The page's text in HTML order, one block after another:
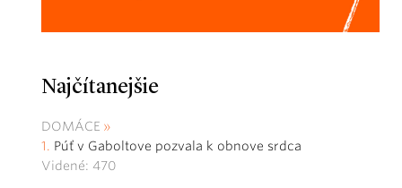
Najčítanejšie
DOMÁCE
Púť v Gaboltove pozvala k obnove srdca
Videné: 470